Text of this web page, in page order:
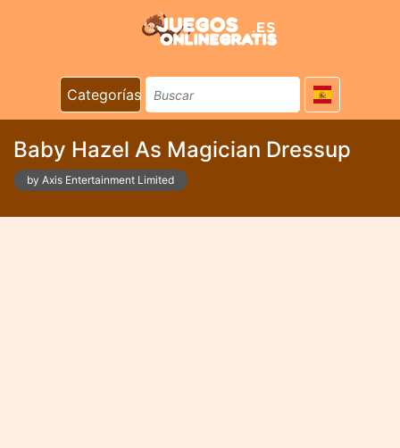
Categorías
Baby Hazel As Magician Dressup
by Axis Entertainment Limited